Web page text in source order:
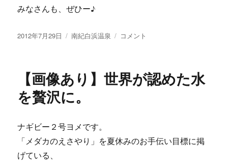
みなさんも、ぜひー♪
投
2012年7月29日
カ
ー
南紀白浜温泉
【画
夕
涼
イ
コメント
【画像あり】世界が認めた水
を贅沢に。
ナギビー２号ヨメです。
「メダカのえさやり」を夏休みのお手伝い目標に掲
げている、